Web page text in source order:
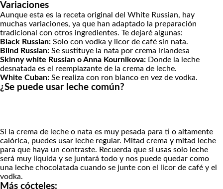
Variaciones
Aunque esta es la receta original del White Russian, hay
muchas variaciones, ya que han adaptado la preparación
tradicional con otros ingredientes. Te dejaré algunas:
Black Russian: Solo con vodka y licor de café sin nata.
Blind Russian: Se sustituye la nata por crema irlandesa
Skinny white Russian o Anna Kournikova: Donde la leche
desnatada es el reemplazante de la crema de leche.
White Cuban: Se realiza con ron blanco en vez de vodka.
¿Se puede usar leche común?
Si la crema de leche o nata es muy pesada para ti o altamente
calórica, puedes usar leche regular. Mitad crema y mitad leche
para que haya un contraste. Recuerda que si usas solo leche
será muy líquida y se juntará todo y nos puede quedar como
una leche chocolatada cuando se junte con el licor de café y el
vodka.
Más cócteles: